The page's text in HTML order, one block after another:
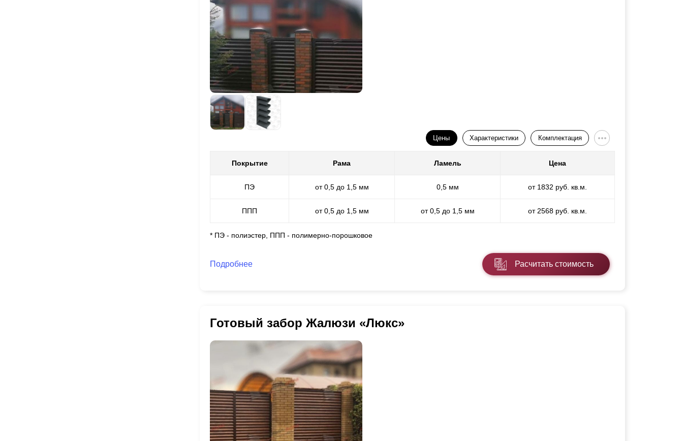
Цены Характеристики Комплектация
Покрытие Рама Ламель Цена
ПЭ от 0,5 до 1,5 мм 0,5 мм от 1832 руб. кв.м.
ППП от 0,5 до 1,5 мм от 0,5 до 1,5 мм от 2568 руб. кв.м.
* ПЭ - полиэстер, ППП - полимерно-порошковое
Подробнее Расчитать стоимость
Готовый забор Жалюзи «Люкс»